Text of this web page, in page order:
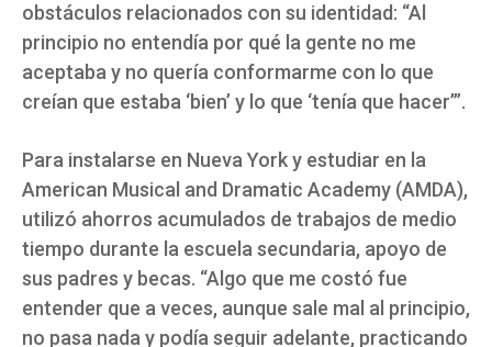
obstáculos relacionados con su identidad: “Al
principio no entendía por qué la gente no me
aceptaba y no quería conformarme con lo que
creían que estaba ‘bien’ y lo que ‘tenía que hacer’”.
Para instalarse en Nueva York y estudiar en la
American Musical and Dramatic Academy (AMDA),
utilizó ahorros acumulados de trabajos de medio
tiempo durante la escuela secundaria, apoyo de
sus padres y becas. “Algo que me costó fue
entender que a veces, aunque sale mal al principio,
no pasa nada y podía seguir adelante, practicando